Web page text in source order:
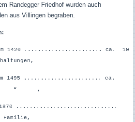
Randegger Friedhof wurden auch
aus Villingen begraben.
1420 ....................... ca. 10
....................... ca.
“ ,
..............................
Familie,